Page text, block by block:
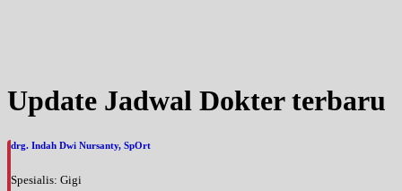
Update Jadwal Dokter terbaru
drg. Indah Dwi Nursanty, SpOrt
Spesialis: Gigi